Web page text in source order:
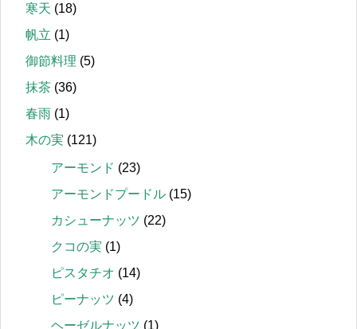
寒天 (18)
帆立 (1)
御節料理 (5)
抹茶 (36)
春雨 (1)
木の実 (121)
アーモンド (23)
アーモンドプードル (15)
カシューナッツ (22)
クコの実 (1)
ピスタチオ (14)
ピーナッツ (4)
ヘーゼルナッツ (1)